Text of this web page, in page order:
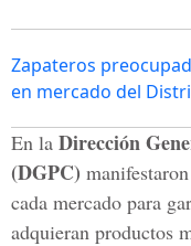
Zapateros
en mercado del
En la Dirección
(DGPC)
cada mercado para
adquieran productos